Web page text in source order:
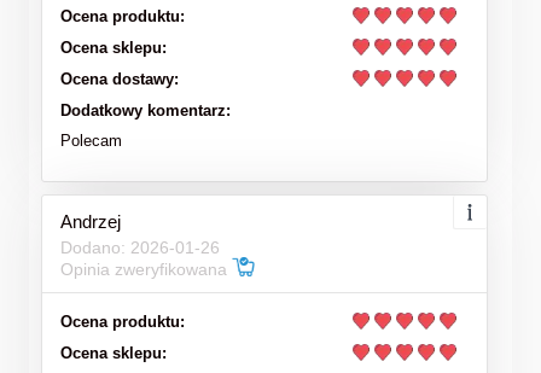
Ocena produktu:
Ocena sklepu:
Ocena dostawy:
Dodatkowy komentarz:
Polecam
Andrzej
Dodano: 2026-01-26
Opinia zweryfikowana
Ocena produktu:
Ocena sklepu: